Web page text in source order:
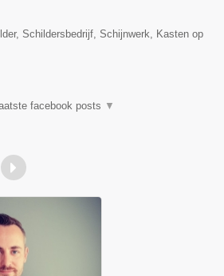
Schildersbedrijf, Schijnwerk, Kasten op
facebook posts ▼